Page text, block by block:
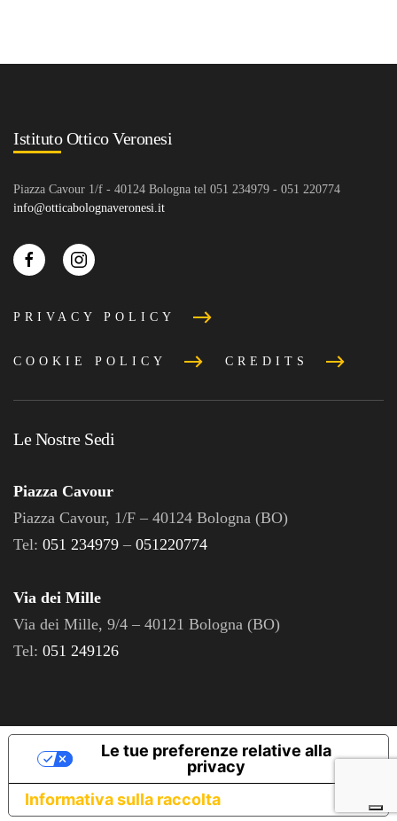
Istituto Ottico Veronesi
Piazza Cavour 1/f - 40124 Bologna tel 051 234979 - 051 220774
info@otticabolognaveronesi.it
PRIVACY POLICY
COOKIE POLICY CREDITS
Le Nostre Sedi
Piazza Cavour
Piazza Cavour, 1/F – 40124 Bologna (BO)
Tel: 051 234979 – 051220774
Via dei Mille
Via dei Mille, 9/4 – 40121 Bologna (BO)
Tel: 051 249126
Informativa sulla raccolta
Le tue preferenze relative alla
privacy